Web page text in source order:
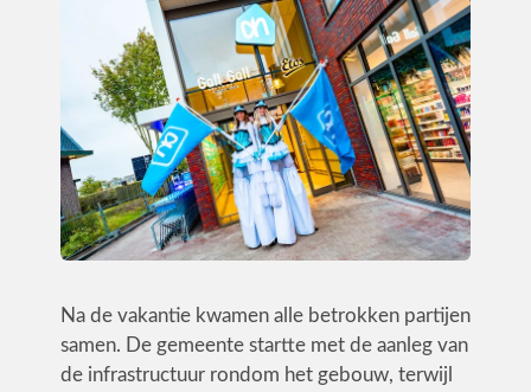
Industrie
CONTACT
Na de vakantie kwamen alle betrokken partijen
samen. De gemeente startte met de aanleg van
de infrastructuur rondom het gebouw, terwijl